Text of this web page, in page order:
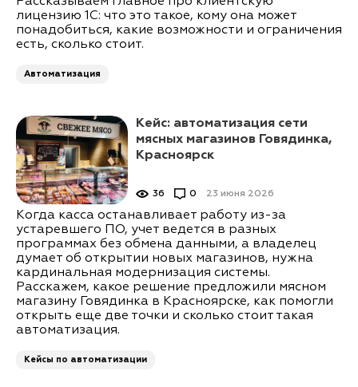
лицензию 1С: что это такое, кому она может
понадобиться, какие возможности и ограничения
есть, сколько стоит.
Автоматизация
Кейс: автоматизация сети
мясных магазинов Говядинка,
Красноярск
23 июня 2026
36 0
Когда касса останавливает работу из-за
устаревшего ПО, учет ведется в разных
программах без обмена данными, а владелец
думает об открытии новых магазинов, нужна
кардинальная модернизация системы.
Расскажем, какое решение предложили мясном
магазину Говядинка в Красноярске, как помогли
открыть еще две точки и сколько стоит такая
автоматизация.
Кейсы по автоматизации